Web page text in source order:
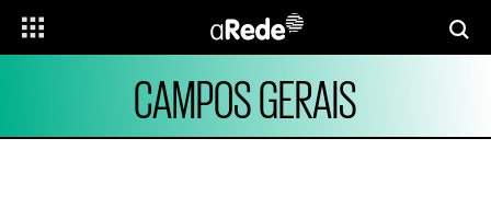
CAMPOS GERAIS